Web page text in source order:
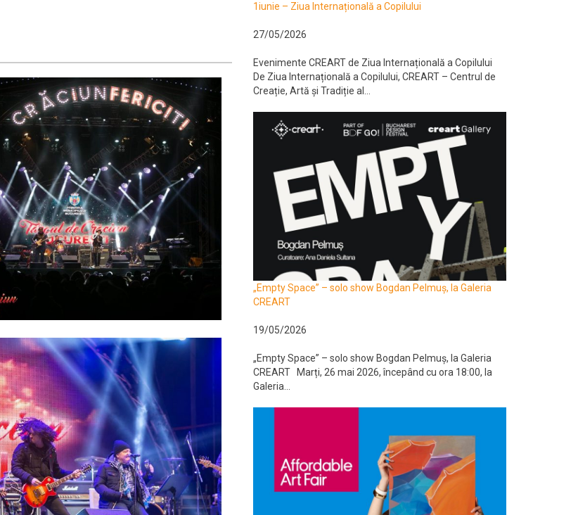
1iunie – Ziua Internațională a Copilului
27/05/2026
Evenimente CREART de Ziua Internațională a Copilului
De Ziua Internațională a Copilului, CREART – Centrul de
Creație, Artă și Tradiție al...
„Empty Space” – solo show Bogdan Pelmuș, la Galeria
CREART
19/05/2026
„Empty Space” – solo show Bogdan Pelmuș, la Galeria
CREART Marți, 26 mai 2026, începând cu ora 18:00, la
Galeria...